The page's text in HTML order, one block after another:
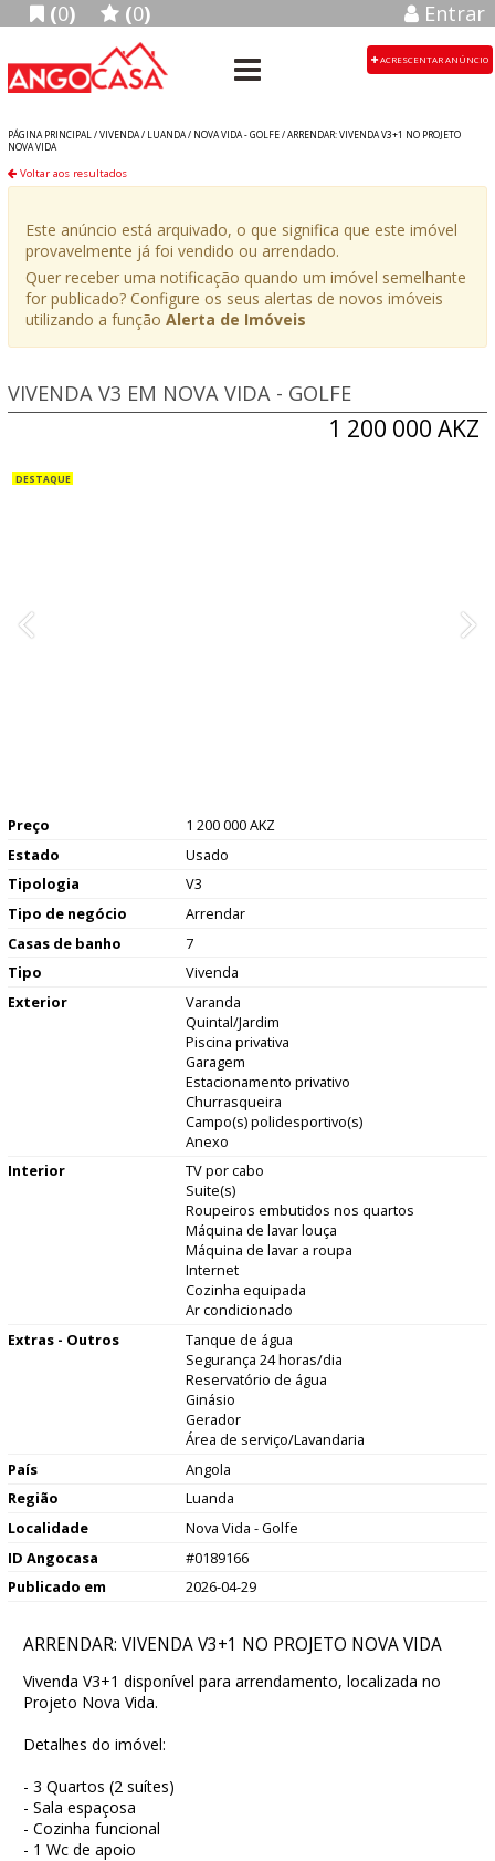
(0) (0) Entrar
ACRESCENTAR ANÚNCIO
PÁGINA PRINCIPAL /VIVENDA/ LUANDA/ NOVA VIDA - GOLFE/ARRENDAR: VIVENDA V3+1 NO PROJETO
NOVA VIDA
Voltar aos resultados
Este anúncio está arquivado, o que significa que este imóvel
provavelmente já foi vendido ou arrendado.
Quer receber uma notificação quando um imóvel semelhante
for publicado? Configure os seus alertas de novos imóveis
utilizando a função Alerta de Imóveis
1 200 000 AKZ
VIVENDA V3 EM NOVA VIDA - GOLFE
Preço
1 200 000 AKZ
Estado
Usado
Tipologia
V3
Tipo de negócio
Arrendar
Casas de banho
7
Tipo
Vivenda
Exterior
Varanda
Quintal/Jardim
Piscina privativa
Garagem
Estacionamento privativo
Churrasqueira
Campo(s) polidesportivo(s)
Anexo
Interior
TV por cabo
Suite(s)
Roupeiros embutidos nos quartos
Máquina de lavar louça
Máquina de lavar a roupa
Internet
Cozinha equipada
Ar condicionado
Extras - Outros
Tanque de água
Segurança 24 horas/dia
Reservatório de água
Ginásio
Gerador
Área de serviço/Lavandaria
País
Angola
Região
Luanda
Localidade
Nova Vida - Golfe
ID Angocasa
#0189166
Publicado em
2026-04-29
ARRENDAR: VIVENDA V3+1 NO PROJETO NOVA VIDA
Vivenda V3+1 disponível para arrendamento, localizada no
Projeto Nova Vida.
Detalhes do imóvel:
- 3 Quartos (2 suítes)
- Sala espaçosa
- Cozinha funcional
- 1 Wc de apoio